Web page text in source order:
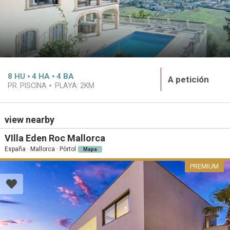
8 HU 4 HA 4 BA
PR. PISCINA PLAYA: 2KM
A petición
view nearby
VIlla Eden Roc Mallorca
España · Mallorca · Pòrtol Mapa
PREMIUM